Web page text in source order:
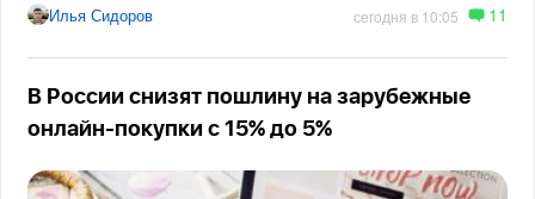
Илья Сидоров сегодня в 10:05 11
В России снизят пошлину на зарубежные
онлайн-покупки с 15% до 5%